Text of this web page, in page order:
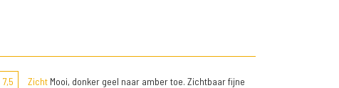
7,5 ZichtMooi, donker geel naar amber toe. Zichtbaar fijne